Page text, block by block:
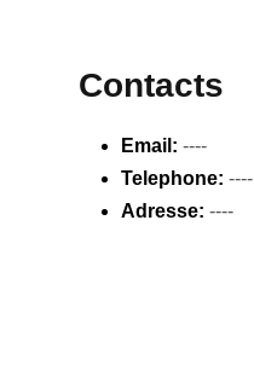
Contacts
Email: ----
Telephone: ----
Adresse: ----